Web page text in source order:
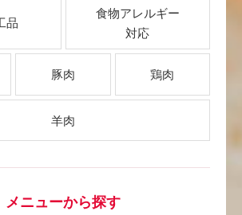
品
食物アレルギー
対応
豚肉 鶏肉
羊肉
メニューから探す